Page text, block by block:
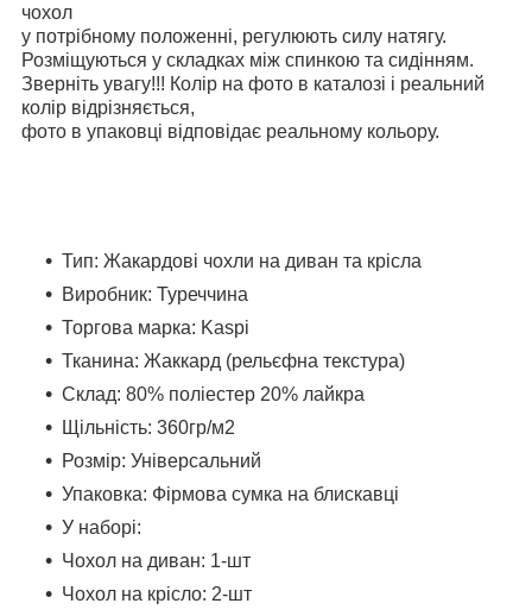
чохол
у потрібному положенні, регулюють силу натягу.
Розміщуються у складках між спинкою та сидінням.
Зверніть увагу!!! Колір на фото в каталозі і реальний
колір відрізняється,
фото в упаковці відповідає реальному кольору.
Тип: Жакардові чохли на диван та крісла
Виробник: Туреччина
Торгова марка: Kaspi
Тканина: Жаккард (рельєфна текстура)
Склад: 80% поліестер 20% лайкра
Щільність: 360гр/м2
Розмір: Універсальний
Упаковка: Фірмова сумка на блискавці
У наборі:
Чохол на диван: 1-шт
Чохол на крісло: 2-шт